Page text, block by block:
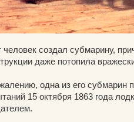
человек создал субмарину,
даже потопила
одна из его субмарин
15 октября 1863 года